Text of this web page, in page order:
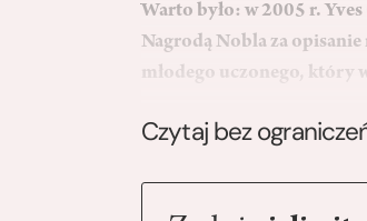
Warto było: w 2005 r.
Nagrodą Nobla za
młodego uczonego, który
Czytaj bez